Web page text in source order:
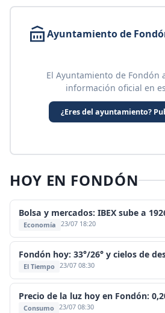
Ayuntamiento de
El Ayuntamiento de Fondón
información oficial en
¿Eres del ayuntamiento?
HOY EN FONDÓN
Bolsa y mercados: IBEX sube a
Economía 23/07 18:20
Fondón hoy: 33°/26° y cielos de
El Tiempo 23/07 08:30
Precio de la luz hoy en Fondón:
Consumo 23/07 08:30